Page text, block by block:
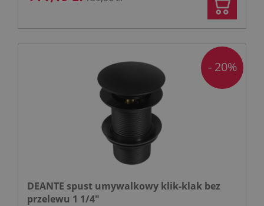
DEANTE spust umywalkowy klik-klak bez
przelewu 1 1/4"
- 20%